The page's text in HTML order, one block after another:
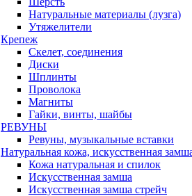
Натуральные материалы (лузга)
Утяжелители
Крепеж
Скелет, соединения
Диски
Шплинты
Проволока
Магниты
Гайки, винты, шайбы
РЕВУНЫ
Ревуны, музыкальные вставки
Натуральная кожа, искусственная
Кожа натуральная и спилок
Искусственная замша
Искусственная замша стрейч